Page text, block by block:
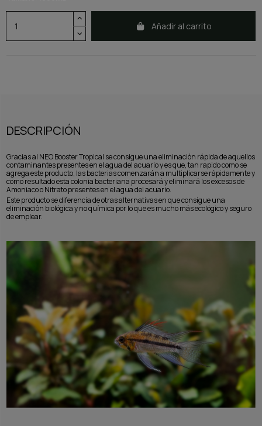
Añadir al carrito
DESCRIPCIÓN
Gracias al NEO Booster Tropical se consigue una eliminación rápida de aquellos
contaminantes presentes en el agua del acuario y es que, tan rapido como se
agrega este producto, las bacterias comenzarán a multiplicarse rápidamente y
como resultado esta colonia bacteriana procesará y eliminará los excesos de
Amoniaco o Nitrato presentes en el agua del acuario.
Este producto se diferencia de otras alternativas en que consigue una
eliminación biológica y no química por lo que es mucho más ecológico y seguro
de emplear.